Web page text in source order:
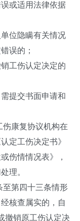
或适用法律依据
位隐瞒有关情况
误的；
工伤认定决定的
提交书面申请和
康复协议机构在
定工伤决定书》
伤情情况表》，
理。
第四十三条情形
核查属实的，自
撤销原工伤认定决